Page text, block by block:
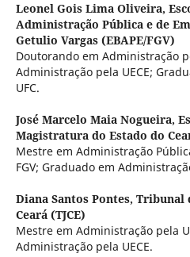
Leonel Gois Lima Oliveira,
Administração Pública e de
Getulio Vargas (EBAPE/FGV)
Doutorando em Administração
Administração pela UECE;
UFC.
José Marcelo Maia Nogueira,
Magistratura do Estado do
Mestre em Administração
FGV; Graduado em
Diana Santos Pontes, Tribunal
Ceará (TJCE)
Mestre em Administração pela
Administração pela UECE.